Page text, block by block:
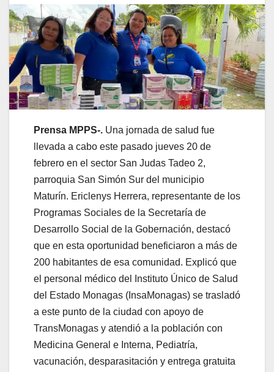
Prensa MPPS-. Una jornada de salud fue
llevada a cabo este pasado jueves 20 de
febrero en el sector San Judas Tadeo 2,
parroquia San Simón Sur del municipio
Maturín. Ericlenys Herrera, representante de los
Programas Sociales de la Secretaría de
Desarrollo Social de la Gobernación, destacó
que en esta oportunidad beneficiaron a más de
200 habitantes de esa comunidad. Explicó que
el personal médico del Instituto Único de Salud
del Estado Monagas (InsaMonagas) se trasladó
a este punto de la ciudad con apoyo de
TransMonagas y atendió a la población con
Medicina General e Interna, Pediatría,
vacunación, desparasitación y entrega gratuita